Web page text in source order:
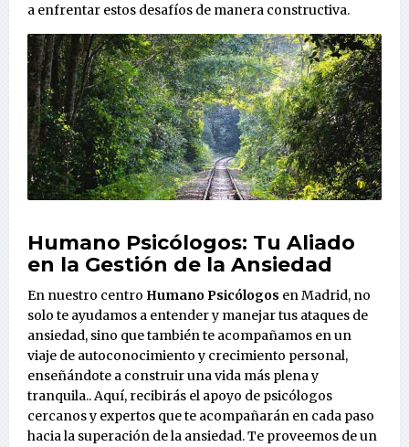
a enfrentar estos desafíos de manera constructiva.
Humano Psicólogos: Tu Aliado
en la Gestión de la Ansiedad
En nuestro centro Humano Psicólogos en Madrid, no
solo te ayudamos a entender y manejar tus ataques de
ansiedad, sino que también te acompañamos en un
viaje de autoconocimiento y crecimiento personal,
enseñándote a construir una vida más plena y
tranquila.. Aquí, recibirás el apoyo de psicólogos
cercanos y expertos que te acompañarán en cada paso
hacia la superación de la ansiedad. Te proveemos de un